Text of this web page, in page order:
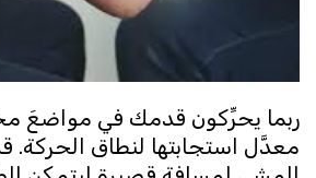
ربما يحرِّكون قدمك في مواضعَ
معدَّل استجابتها لنطاق الحركة.